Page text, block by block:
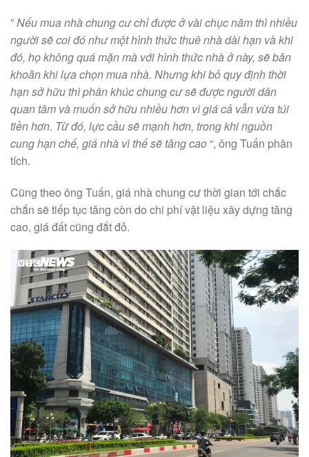
”Nếu mua nhà chung cư chỉ được ở vài chục năm thì nhiều
người sẽ coi đó như một hình thức thuê nhà dài hạn và khi
đó, họ không quá mặn mà với hình thức nhà ở này, sẽ băn
khoăn khi lựa chọn mua nhà. Nhưng khi bỏ quy định thời
hạn sở hữu thì phân khúc chung cư sẽ được người dân
quan tâm và muốn sở hữu nhiều hơn vì giá cả vẫn vừa túi
tiền hơn. Từ đó, lực cầu sẽ mạnh hơn, trong khi nguồn
cung hạn chế, giá nhà vì thế sẽ tăng cao“, ông Tuấn phân
tích.
Cũng theo ông Tuấn, giá nhà chung cư thời gian tới chắc
chắn sẽ tiếp tục tăng còn do chi phí vật liệu xây dựng tăng
cao, giá đất cũng đắt đỏ.